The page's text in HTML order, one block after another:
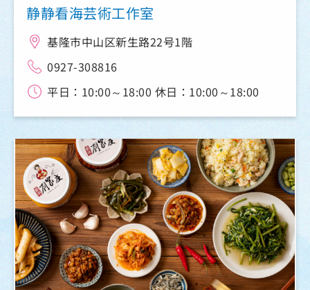
静静看海芸術工作室
基隆市中山区新生路22号1階
0927-308816
平日：10:00～18:00 休日：10:00～18:00